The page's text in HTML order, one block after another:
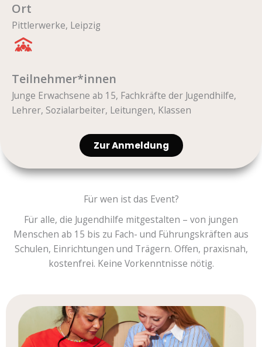
Ort
Pittlerwerke, Leipzig
Teilnehmer*innen
Junge Erwachsene ab 15, Fachkräfte der Jugendhilfe,
Lehrer, Sozialarbeiter, Leitungen, Klassen
Zur Anmeldung
Für wen ist das Event?
Für alle, die Jugendhilfe mitgestalten – von jungen
Menschen ab 15 bis zu Fach- und Führungskräften aus
Schulen, Einrichtungen und Trägern. Offen, praxisnah,
kostenfrei. Keine Vorkenntnisse nötig.